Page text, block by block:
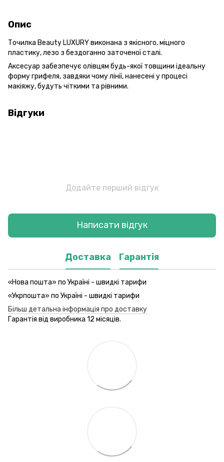
Опис
Точилка Beauty LUXURY виконана з якісного, міцного
пластику, лезо з бездоганно заточеної сталі.
Аксесуар забезпечує олівцям будь-якої товщини ідеальну
форму грифеля, завдяки чому лінії, нанесені у процесі
макіяжу, будуть чіткими та рівними.
Відгуки
Додайте перший відгук
Написати відгук
Доставка Гарантія
«Нова пошта» по Україні - швидкі тарифи
«Укрпошта» по Україні - швидкі тарифи
Більш детальна інформація про доставку
Гарантія від виробника 12 місяців.